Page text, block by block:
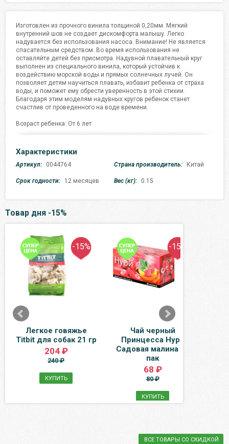
Изготовлен из прочного винила толщиной 0,20мм. Мягкий
внутренний шов не создает дискомфорта малышу. Легко
надувается без использования насоса. Внимание! Не является
спасательным средством. Во время использования не
оставляйте детей без присмотра. Надувной плавательный круг
выполнен из специального винила, который устойчив к
воздействию морской воды и прямых солнечных лучей. Он
позволяет детям научиться плавать, избавит ребенка от страха
воды, и поможет ему обрести уверенность в этой стихии.
Благодаря этим моделям надувных кругов ребенок станет
счастлив от проведенного на воде времени.
Возраст ребенка: От 6 лет
Характеристики
Артикул: 0044764 Страна производитель: Китай
Срок годности: 12 месяцев Вес (кг): 0.15
Товар дня -15%
-15%
Легкое говяжье
Titbit для собак 21 гр
204 ₽
240 ₽
КУПИТЬ
-15%
Чай черный
Принцесса Нури
Садовая малина 25
пак
68 ₽
80 ₽
КУПИТЬ
ВСЕ ТОВАРЫ СО СКИДКОЙ